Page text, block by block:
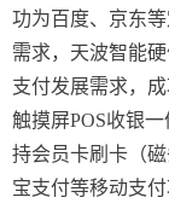
功为百度、京东
需求，天波智能
支付发展需求，
触摸屏POS收银
持会员卡刷卡（
宝支付等移动支